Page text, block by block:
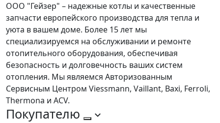
ООО "Гейзер" – надежные котлы и качественные
запчасти европейского производства для тепла и
уюта в вашем доме. Более 15 лет мы
специализируемся на обслуживании и ремонте
отопительного оборудования, обеспечивая
безопасность и долговечность ваших систем
отопления. Мы являемся Авторизованным
Сервисным Центром Viessmann, Vaillant, Baxi, Ferroli,
Thermona и ACV.
Покупателю